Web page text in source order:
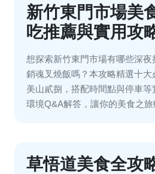
新竹東門市場美
吃推薦與實用攻
想探索新竹東門市場有哪些深
銷魂叉燒飯嗎？本攻略精選十
美山貳捌，搭配時間點與停車
環境Q&A解答，讓你的美食之旅
草悟道美食全攻